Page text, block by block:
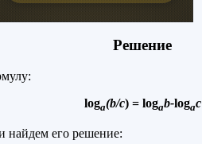
Решение
loga(b/c) = logab-logac
найдем его решение: